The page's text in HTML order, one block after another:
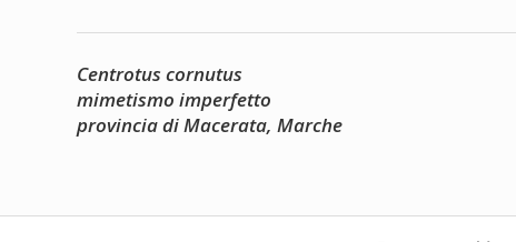
Centrotus cornutus
mimetismo imperfetto
provincia di Macerata, Marche